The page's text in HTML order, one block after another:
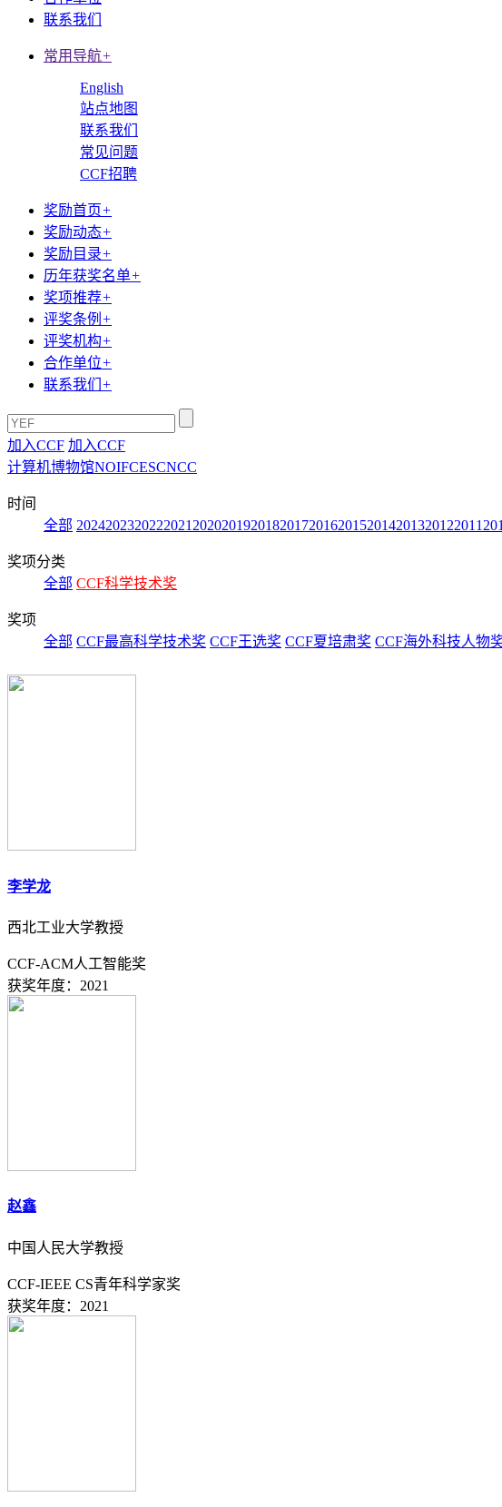
联系我们
常用导航+
English
站点地图
联系我们
常见问题
CCF招聘
奖励首页+
奖励动态+
奖励目录+
历年获奖名单+
奖项推荐+
评奖条例 +
评奖机构+
合作单位+
联系我们 +
加入CCF 加入CCF
计算机博物馆NOIFCESCNCC
时间
全部 20242023202220212020201920182017201620152014201320122011
奖项分类
全部 CCF科学技术奖
奖项
全部 CCF最高科学技术奖 CCF王选奖 CCF夏培肃奖 CCF海外科技人物
李学龙
西北工业大学教授
CCF-ACM人工智能奖
获奖年度：2021
赵鑫
中国人民大学教授
CCF-IEEE CS青年科学家奖
获奖年度：2021